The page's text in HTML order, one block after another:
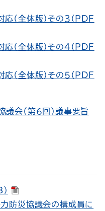
（全体版）その３（PDF
（全体版）その４（PDF
（全体版）その５（PDF
会（第６回）議事要旨
防災協議会の構成員に